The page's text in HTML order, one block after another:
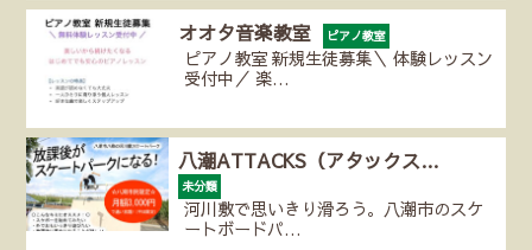
オオタ音楽教室 ピアノ教室
ピアノ教室 新規生徒募集＼ 体験レッスン
受付中／ 楽…
八潮ATTACKS（アタックス…
未分類
河川敷で思いきり滑ろう。八潮市のスケ
ートボードパ…